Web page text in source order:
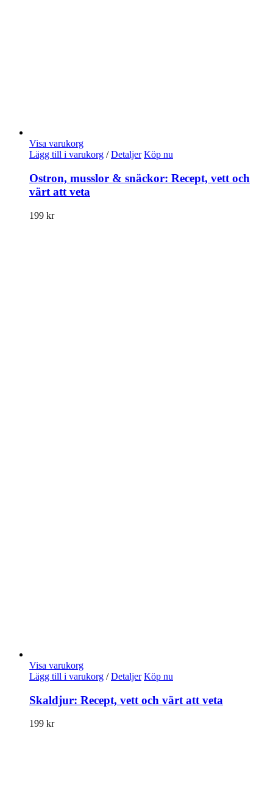
Visa varukorg
Lägg till i varukorg / Detaljer Köp nu
Ostron, musslor & snäckor: Recept, vett och
värt att veta
199 kr
Visa varukorg
Lägg till i varukorg / Detaljer Köp nu
Skaldjur: Recept, vett och värt att veta
199 kr